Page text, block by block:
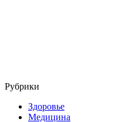
Рубрики
Здоровье
Медицина